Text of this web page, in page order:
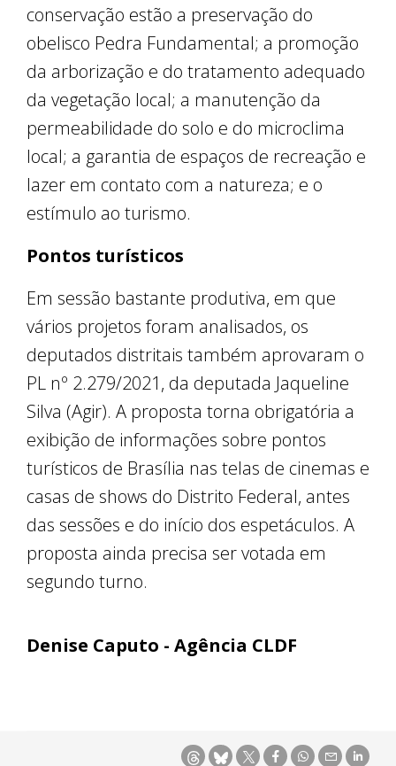
conservação estão a preservação do
obelisco Pedra Fundamental; a promoção
da arborização e do tratamento adequado
da vegetação local; a manutenção da
permeabilidade do solo e do microclima
local; a garantia de espaços de recreação e
lazer em contato com a natureza; e o
estímulo ao turismo.
Pontos turísticos
Em sessão bastante produtiva, em que
vários projetos foram analisados, os
deputados distritais também aprovaram o
PL nº 2.279/2021, da deputada Jaqueline
Silva (Agir). A proposta torna obrigatória a
exibição de informações sobre pontos
turísticos de Brasília nas telas de cinemas e
casas de shows do Distrito Federal, antes
das sessões e do início dos espetáculos. A
proposta ainda precisa ser votada em
segundo turno.
Denise Caputo - Agência CLDF